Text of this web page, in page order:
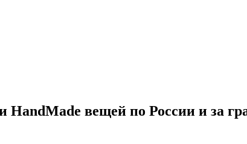
вещей по России и за